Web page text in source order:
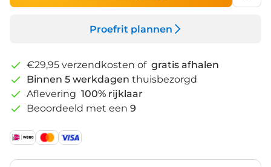
Proefrit plannen
€29,95 verzendkosten of gratis afhalen
Binnen 5 werkdagen thuisbezorgd
Aflevering 100% rijklaar
Beoordeeld met een 9